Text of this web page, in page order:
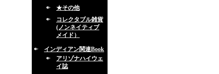
★その他
コレクタブル雑貨
(ノンネイティブ
メイド）
インディアン関連Book
アリゾナハイウェ
イ誌